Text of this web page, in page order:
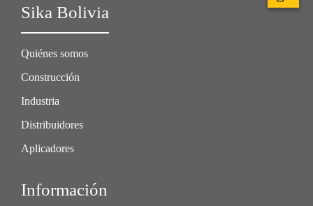
Sika Bolivia
Quiénes somos
Construcción
Industria
Distribuidores
Aplicadores
Información